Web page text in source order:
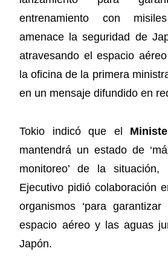
entrenamiento con
amenace la seguridad de
atravesando el espacio
la oficina de la primera
en un mensaje difundido en
Tokio indicó que el
mantendrá un estado de
monitoreo’ de la
Ejecutivo pidió colaboración
organismos ‘para
espacio aéreo y las aguas
Japón.